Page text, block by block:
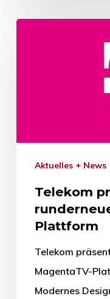
Aktuelles + News
Telekom
Plattform
Telekom
MagentaTV-
Modernes